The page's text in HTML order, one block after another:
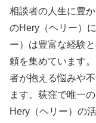
相談者の人生に豊
のHery（ヘリー）
ー）は豊富な経験
頼を集めています
者が抱える悩みや
ます。荻窪で唯一
Hery（ヘリー）の